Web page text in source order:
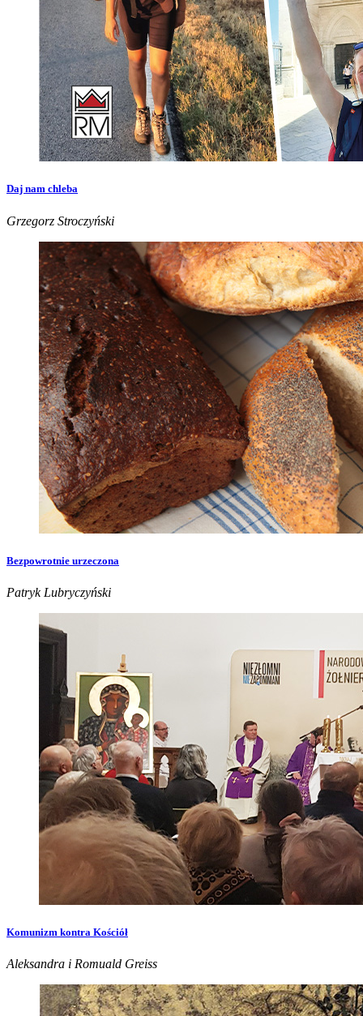
Daj nam chleba
Grzegorz Stroczyński
Bezpowrotnie urzeczona
Patryk Lubryczyński
Komunizm kontra Kościół
Aleksandra i Romuald Greiss